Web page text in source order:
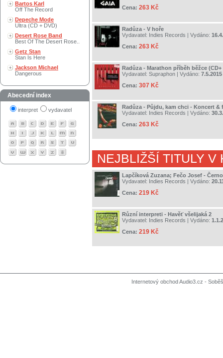
Bartos Karl
Off The Record
Depeche Mode
Ultra (CD + DVD)
Desert Rose Band
Best Of The Desert Rose..
Getz Stan
Stan Is Here
Jackson Michael
Dangerous
Abecední index
interpret vydavatel
Cena: 263 Kč
Radůza - V hoře
Vydavatel: Indies Records | Vydáno:
Cena: 263 Kč
Radůza - Marathon příběh běžce
Vydavatel: Supraphon | Vydáno: 7.5.2015
Cena: 307 Kč
Radůza - Půjdu, kam chci - Koncert &
Vydavatel: Indies Records | Vydáno:
Cena: 263 Kč
NEJBLIŽŠÍ TITULY V
Lapčíková Zuzana; Fečo Josef -
Vydavatel: Indies Records | Vydáno:
Cena: 219 Kč
Různí interpreti - Havěť všelijaká 2
Vydavatel: Indies Records | Vydáno:
Cena: 219 Kč
Internetový obchod Audio3.cz -